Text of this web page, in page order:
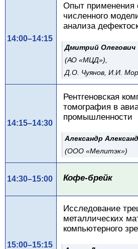
14:00–14:15
Опыт применения
численного
анализа
Дмитрий Олегович
(АО «МЦД»),
Д.О. Чуянов, И.И.
14:15–14:30
Рентгеновская
томография в
промышленности
Александр
(ООО «Мелитэк»)
14:30–15:00 Кофе-брейк
15:00–15:15
Исследование
металлических
компьютерного